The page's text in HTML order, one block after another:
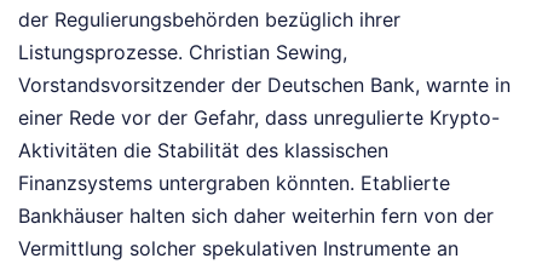
der Regulierungsbehörden bezüglich ihrer
Listungsprozesse. Christian Sewing,
Vorstandsvorsitzender der Deutschen Bank, warnte in
einer Rede vor der Gefahr, dass unregulierte Krypto-
Aktivitäten die Stabilität des klassischen
Finanzsystems untergraben könnten. Etablierte
Bankhäuser halten sich daher weiterhin fern von der
Vermittlung solcher spekulativen Instrumente an